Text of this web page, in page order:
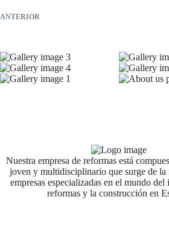
ANTERIOR
Nuestra empresa de reformas está
joven y multidisciplinario que surge de la
empresas especializadas en el mundo
reformas y la construcción en